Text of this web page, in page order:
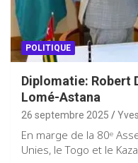
POLITIQUE
Diplomatie: Robert
Lomé-Astana
26 septembre 2025
En marge de la 80ᵉ
Unies, le Togo et le